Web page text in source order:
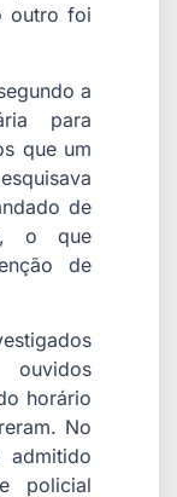
outro foi
a
para
que um
de
o que
de
horário
No
admitido
policial